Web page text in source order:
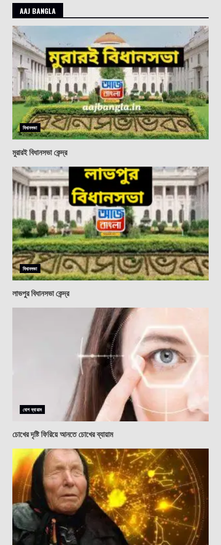
AAJ BANGLA
বিধানসভা
মুরারই বিধানসভা কেন্দ্র
বিধানসভা
লাভপুর বিধানসভা কেন্দ্র
যোগ ব্যায়াম
চোখের দৃষ্টি ফিরিয়ে আনতে চোখের ব্যায়াম